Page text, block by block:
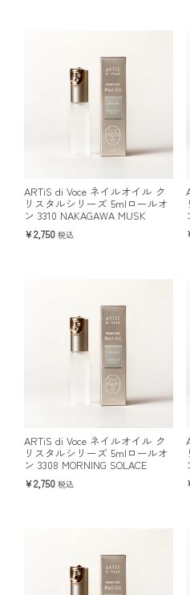
ARTiS di Voce ネイルオイル ク
リスタルシリーズ 5mlロールオ
ン 3310 NAKAGAWA MUSK
2,750 税込
ARTiS di Voce ネイルオイル ク
リスタルシリーズ 5mlロールオ
ン 3308 MORNING SOLACE
2,750 税込